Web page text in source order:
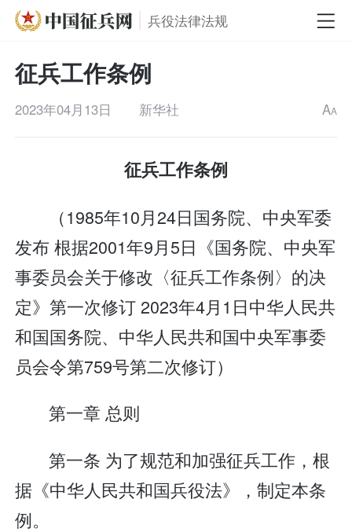
兵役法律法规
征兵工作条例
2023年04月13日 新华社 AA
征兵工作条例
（1985年10月24日国务院、中央军委
发布 根据2001年9月5日《国务院、中央军
事委员会关于修改〈征兵工作条例〉的决
定》第一次修订 2023年4月1日中华人民共
和国国务院、中华人民共和国中央军事委
员会令第759号第二次修订）
第一章 总则
第一条 为了规范和加强征兵工作，根
据《中华人民共和国兵役法》，制定本条
例。